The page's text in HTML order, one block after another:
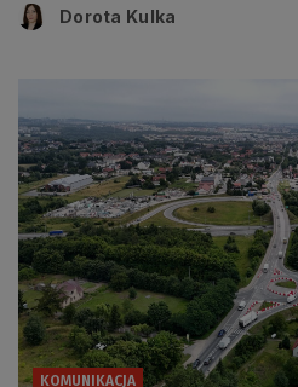
Dorota Kulka
KOMUNIKACJA